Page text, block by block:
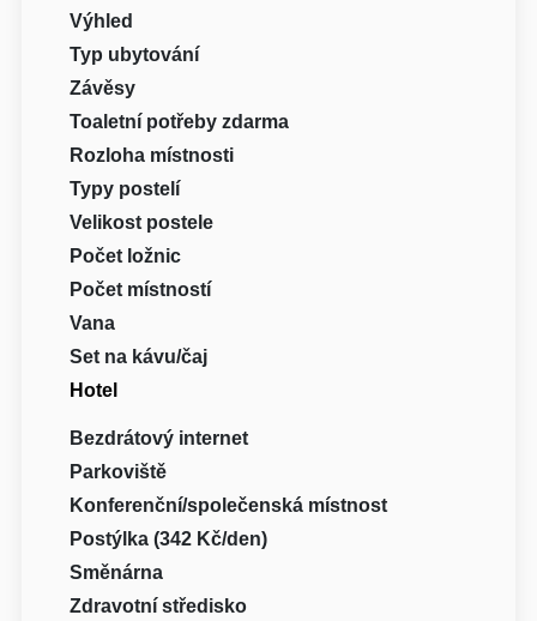
Výhled
Typ ubytování
Závěsy
Toaletní potřeby zdarma
Rozloha místnosti
Typy postelí
Velikost postele
Počet ložnic
Počet místností
Vana
Set na kávu/čaj
Hotel
Bezdrátový internet
Parkoviště
Konferenční/společenská místnost
Postýlka (342 Kč/den)
Směnárna
Zdravotní středisko